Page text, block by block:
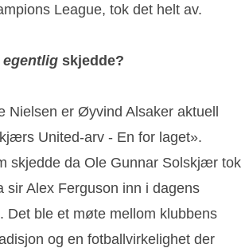
League, tok det helt av.
egentlig skjedde?
Nielsen er Øyvind Alsaker aktuell
United-arv - En for laget».
skjedde da Ole Gunnar Solskjær tok
sir Alex Ferguson inn i dagens
Det ble et møte mellom klubbens
og en fotballvirkelighet der